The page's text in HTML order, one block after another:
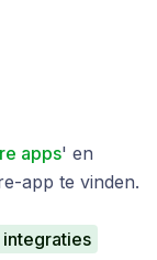
apps' en
app te vinden.
integraties